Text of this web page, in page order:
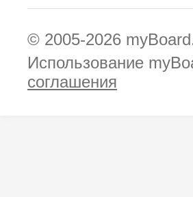
© 2005-2026
Использование
соглашения